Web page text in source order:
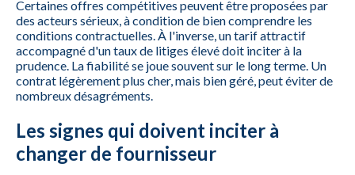
Certaines offres compétitives peuvent être proposées par
des acteurs sérieux, à condition de bien comprendre les
conditions contractuelles. À l'inverse, un tarif attractif
accompagné d'un taux de litiges élevé doit inciter à la
prudence. La fiabilité se joue souvent sur le long terme. Un
contrat légèrement plus cher, mais bien géré, peut éviter de
nombreux désagréments.
Les signes qui doivent inciter à
changer de fournisseur